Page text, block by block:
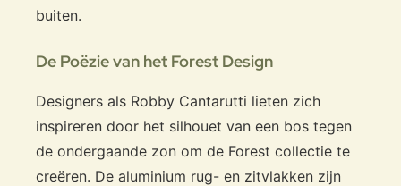
buiten.
De Poëzie van het Forest Design
Designers als Robby Cantarutti lieten zich
inspireren door het silhouet van een bos tegen
de ondergaande zon om de Forest collectie te
creëren. De aluminium rug- en zitvlakken zijn